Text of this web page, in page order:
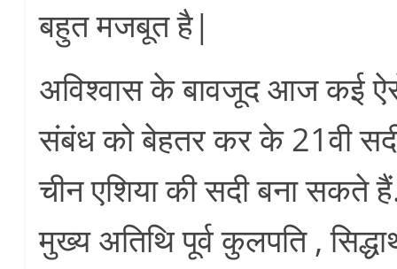
बहुत मजबूत है|
अविश्वास के बावजूद आज कई
संबंध को बेहतर कर के 21वी
चीन एशिया की सदी बना सकते
मुख्य अतिथि पूर्व कुलपति ,